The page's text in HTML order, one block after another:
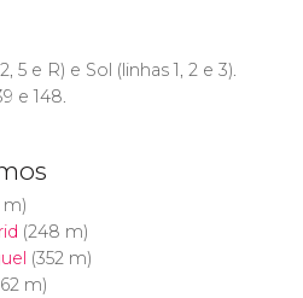
5 e R) e Sol (linhas 1, 2 e 3).
e 148.
m)
(248 m)
(352 m)
m)